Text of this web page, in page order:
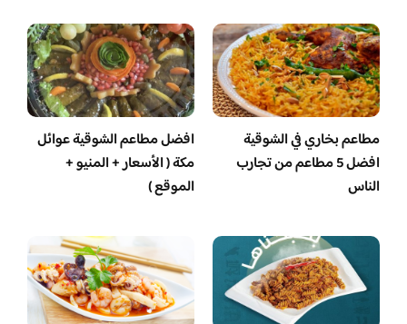
مطاعم بخاري في الشوقية
افضل 5 مطاعم من تجارب
الناس
افضل مطاعم الشوقية عوائل
مكة ( الأسعار + المنيو +
الموقع )